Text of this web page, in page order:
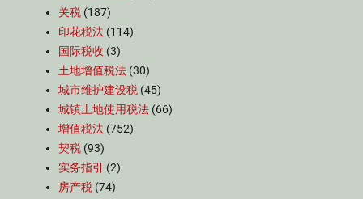
关税 (187)
印花税法 (114)
国际税收 (3)
土地增值税法 (30)
城市维护建设税 (45)
城镇土地使用税法 (66)
增值税法 (752)
契税 (93)
实务指引
(2)
房产税 (74)